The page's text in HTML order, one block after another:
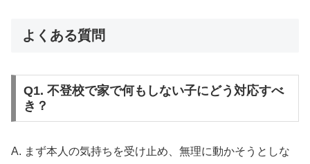
よくある質問
Q1. 不登校で家で何もしない子にどう対応すべ
き？
A. まず本人の気持ちを受け止め、無理に動かそうとしな